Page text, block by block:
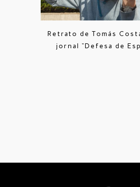
Retrato de Tomás
jornal “Defesa de